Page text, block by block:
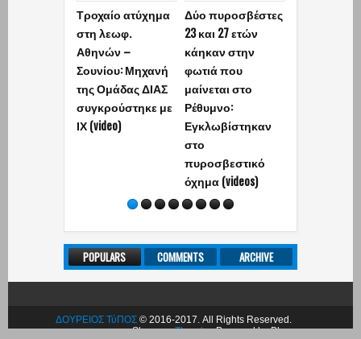
Τροχαίο ατύχημα
στη λεωφ.
Αθηνών –
Σουνίου: Μηχανή
της Ομάδας ΔΙΑΣ
συγκρούστηκε με
ΙΧ (video)
Δύο πυροσβέστες
23 και 27 ετών
κάηκαν στην
φωτιά που
μαίνεται στο
Ρέθυμνο:
Εγκλωβίστηκαν
στο
πυροσβεστικό
όχημα (videos)
POPULARS COMMENTS ARCHIVE
ΔΟΥΡΕΙΟΣ ΤύΠΟΣ © 2016-2017. All Rights Reserved.
Share onTheodor. Powered by Blogger